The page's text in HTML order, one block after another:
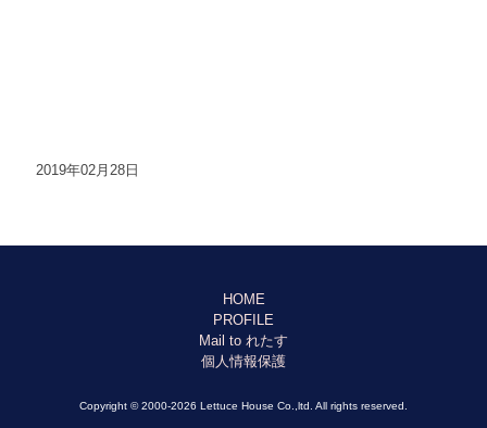
2019年02月28日
HOME
PROFILE
Mail to れたす
個人情報保護
Copyright © 2000-2026 Lettuce House Co.,ltd. All rights reserved.